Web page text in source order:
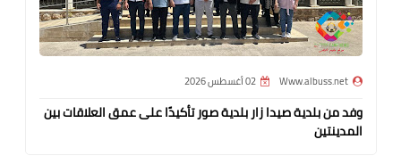
Www.albuss.net 02 أغسطس 2026
وفد من بلدية صيدا زار بلدية صور تأكيدًا على عمق العلاقات بين
المدينتين